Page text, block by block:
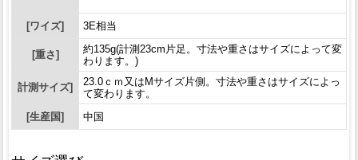
[ワイズ] 3E相当
[重さ]
約135g(計測23cm片足。寸法や重さはサイズによって変
わります。)
計測サイズ]
23.0ｃｍ又はMサイズ片側。寸法や重さはサイズによっ
て変わります。
[生産国]
中国